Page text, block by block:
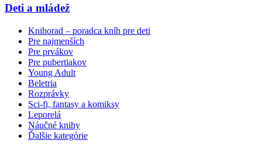
Deti a mládež
Knihorad – poradca kníh pre deti
Pre najmenších
Pre prvákov
Pre pubertiakov
Young Adult
Beletria
Rozprávky
Sci-fi, fantasy a komiksy
Leporelá
Náučné knihy
Ďalšie kategórie